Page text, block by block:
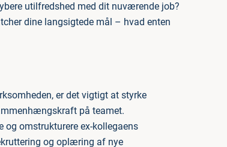
utilfredshed med dit nuværende job?
dine langsigtede mål – hvad enten
er det vigtigt at styrke
på teamet.
omstrukturere ex-kollegaens
og oplæring af nye